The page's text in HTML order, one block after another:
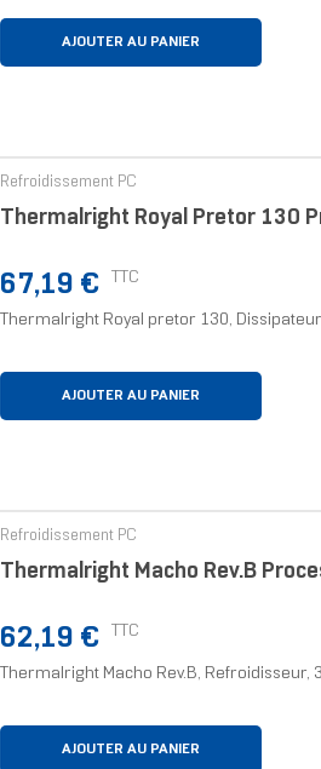
AJOUTER AU PANIER
Refroidissement PC
Thermalright Royal Pretor 130
Prix
67,19 € TTC
Thermalright Royal pretor 130,
AJOUTER AU PANIER
Refroidissement PC
Thermalright Macho Rev.B
Prix
62,19 € TTC
Thermalright Macho Rev.B,
AJOUTER AU PANIER